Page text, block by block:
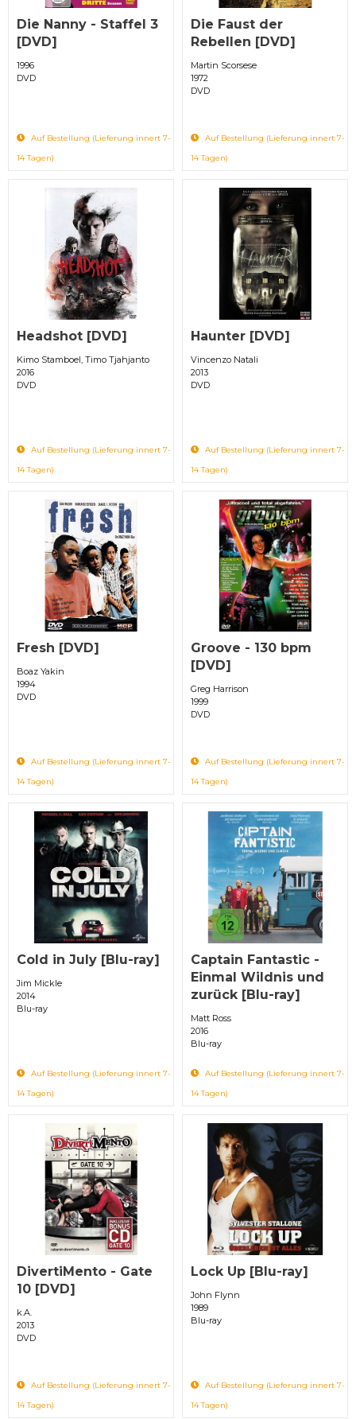
Die Nanny - Staffel 3
[DVD]
1996
DVD
Auf Bestellung (Lieferung innert 7-
14 Tagen)
Die Faust der
Rebellen [DVD]
Martin Scorsese
1972
DVD
Auf Bestellung (Lieferung innert 7-
14 Tagen)
Headshot [DVD]
Kimo Stamboel, Timo Tjahjanto
2016
DVD
Auf Bestellung (Lieferung innert 7-
14 Tagen)
Haunter [DVD]
Vincenzo Natali
2013
DVD
Auf Bestellung (Lieferung innert 7-
14 Tagen)
Fresh [DVD]
Boaz Yakin
1994
DVD
Auf Bestellung (Lieferung innert 7-
14 Tagen)
Groove - 130 bpm
[DVD]
Greg Harrison
1999
DVD
Auf Bestellung (Lieferung innert 7-
14 Tagen)
Cold in July [Blu-ray]
Jim Mickle
2014
Blu-ray
Auf Bestellung (Lieferung innert 7-
14 Tagen)
Captain Fantastic -
Einmal Wildnis und
zurück [Blu-ray]
Matt Ross
2016
Blu-ray
Auf Bestellung (Lieferung innert 7-
14 Tagen)
DivertiMento - Gate
10 [DVD]
k.A.
2013
DVD
Auf Bestellung (Lieferung innert 7-
14 Tagen)
Lock Up [Blu-ray]
John Flynn
1989
Blu-ray
Auf Bestellung (Lieferung innert 7-
14 Tagen)